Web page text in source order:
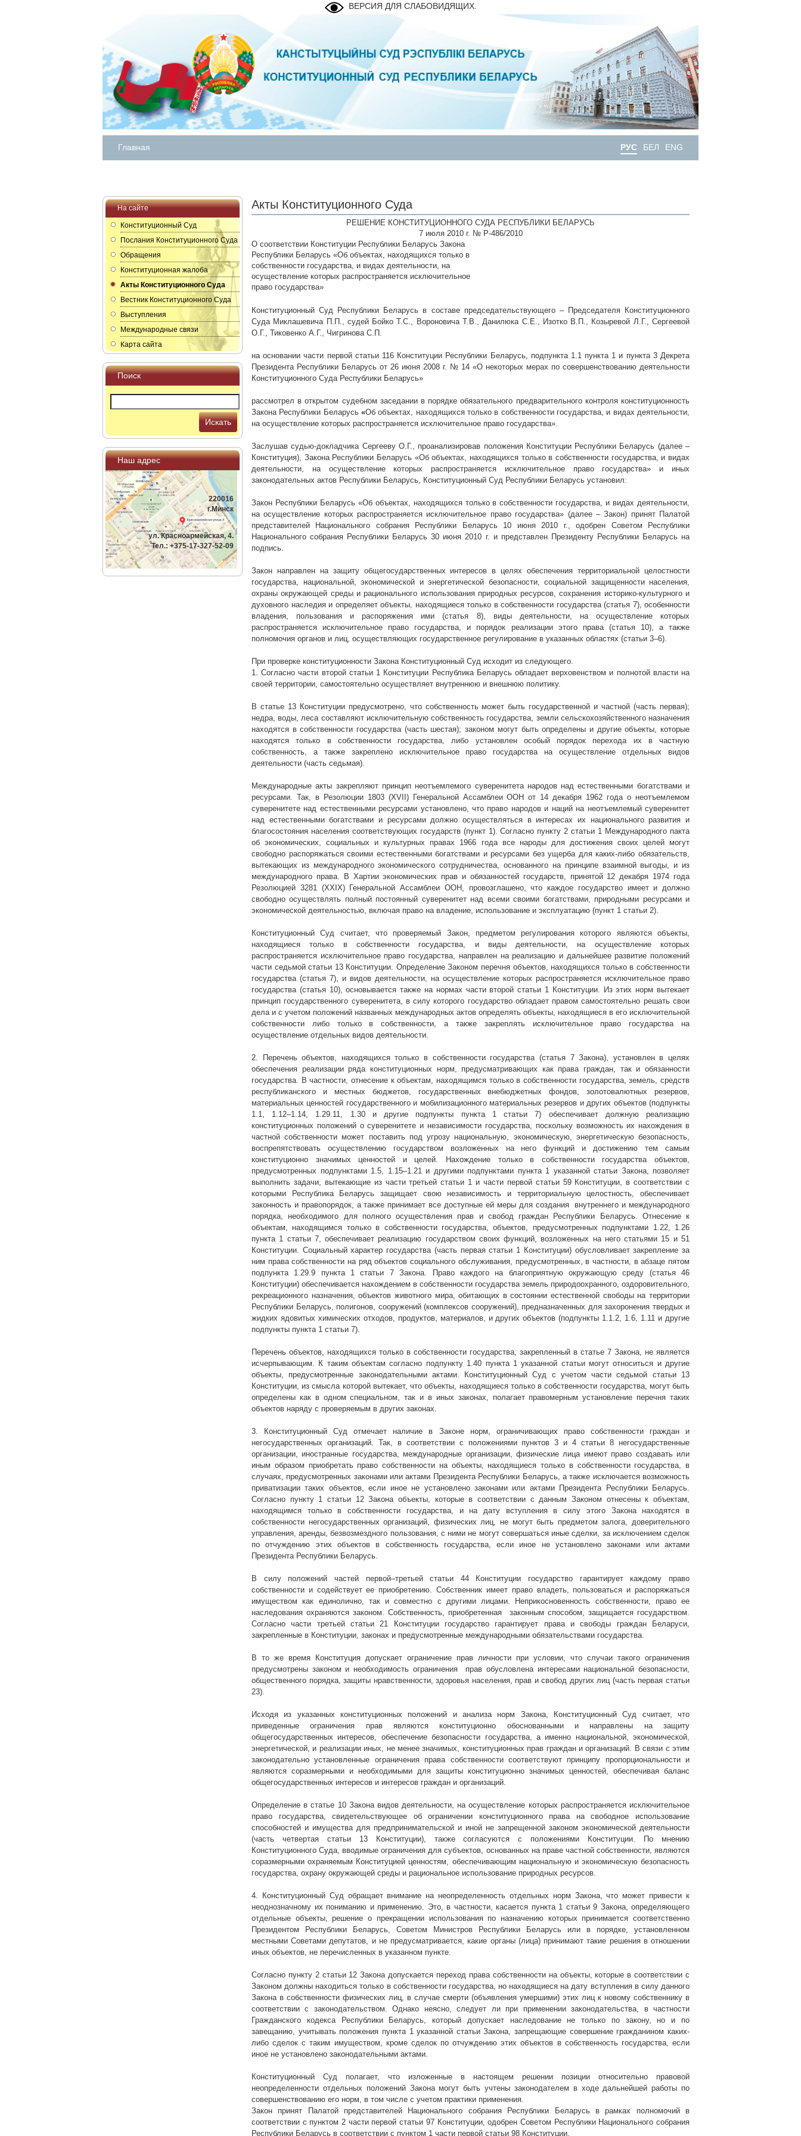
ВЕРСИЯ ДЛЯ СЛАБОВИДЯЩИХ.
Главная РУС БЕЛ ENG
На сайте
Конституционный Суд
Послания Конституционного Суда
Обращения
Конституционная жалоба
Акты Конституционного Суда
Вестник Конституционного Суда
Выступления
Международные связи
Карта сайта
Поиск
Искать
Наш адрес
220016
г.Минск
ул. Красноармейская, 4.
Тел.: +375-17-327-52-09
Акты Конституционного Суда
РЕШЕНИЕ КОНСТИТУЦИОННОГО СУДА РЕСПУБЛИКИ БЕЛАРУСЬ
7 июля 2010 г. № Р-486/2010
О соответствии Конституции Республики Беларусь Закона
Республики Беларусь «Об объектах, находящихся только в
собственности государства, и видах деятельности, на
осуществление которых распространяется исключительное
право государства»
Конституционный Суд Республики Беларусь в составе председательствующего – Председателя Конституционного
Суда Миклашевича П.П., судей Бойко Т.С., Вороновича Т.В., Данилюка С.Е., Изотко В.П., Козыревой Л.Г., Сергеевой
О.Г., Тиковенко А.Г., Чигринова С.П.
на основании части первой статьи 116 Конституции Республики Беларусь, подпункта 1.1 пункта 1 и пункта 3 Декрета
Президента Республики Беларусь от 26 июня 2008 г. № 14 «О некоторых мерах по совершенствованию деятельности
Конституционного Суда Республики Беларусь»
рассмотрел в открытом судебном заседании в порядке обязательного предварительного контроля конституционность
Закона Республики Беларусь «Об объектах, находящихся только в собственности государства, и видах деятельности,
на осуществление которых распространяется исключительное право государства».
Заслушав судью-докладчика Сергееву О.Г., проанализировав положения Конституции Республики Беларусь (далее –
Конституция), Закона Республики Беларусь «Об объектах, находящихся только в собственности государства, и видах
деятельности, на осуществление которых распространяется исключительное право государства» и
иных
законодательных актов Республики Беларусь, Конституционный Суд Республики Беларусь установил:
Закон Республики Беларусь «Об объектах, находящихся только в собственности государства, и видах деятельности,
на осуществление которых распространяется исключительное право государства» (далее – Закон) принят Палатой
представителей Национального собрания Республики Беларусь 10 июня 2010 г., одобрен Советом Республики
Национального собрания Республики Беларусь 30 июня 2010 г. и представлен Президенту Республики Беларусь на
подпись.
Закон направлен на защиту общегосударственных интересов в целях обеспечения территориальной целостности
государства, национальной, экономической и энергетической безопасности, социальной защищенности населения,
охраны окружающей среды и рационального использования природных ресурсов, сохранения историко-культурного и
духовного наследия и определяет объекты, находящиеся только в собственности государства (статья 7), особенности
владения, пользования и распоряжения ими (статья 8), виды деятельности, на осуществление которых
распространяется исключительное право государства, и порядок реализации этого права (статья 10), а также
полномочия органов и лиц, осуществляющих государственное регулирование в указанных областях (статьи 3–6).
При проверке конституционности Закона Конституционный Суд исходит из следующего.
1. Согласно части второй статьи 1 Конституции Республика Беларусь обладает верховенством и полнотой власти на
своей территории, самостоятельно осуществляет внутреннюю и внешнюю политику.
В статье 13 Конституции предусмотрено, что собственность может быть государственной и частной (часть первая);
недра, воды, леса составляют исключительную собственность государства, земли сельскохозяйственного назначения
находятся в собственности государства (часть шестая); законом могут быть определены и другие объекты, которые
находятся только в собственности государства, либо установлен особый порядок перехода их в частную
собственность, а также закреплено исключительное право государства на осуществление отдельных видов
деятельности (часть седьмая).
Международные акты закрепляют принцип неотъемлемого суверенитета народов над естественными богатствами и
ресурсами. Так, в Резолюции 1803 (XVII ) Генеральной Ассамблеи ООН от 14 декабря 1962 года о неотъемлемом
суверенитете над естественными ресурсами установлено, что право народов и наций на неотъемлемый суверенитет
над естественными богатствами и ресурсами должно осуществляться в интересах их национального развития и
благосостояния населения соответствующих государств (пункт 1). Согласно пункту 2 статьи 1 Международного пакта
об экономических, социальных и культурных правах 1966 года все народы для достижения своих целей могут
свободно распоряжаться своими естественными богатствами и ресурсами без ущерба для каких-либо обязательств,
вытекающих из международного экономического сотрудничества, основанного на принципе взаимной выгоды, и из
международного права. В Хартии экономических прав и обязанностей государств, принятой 12 декабря 1974 года
Резолюцией 3281 (XXIX) Генеральной Ассамблеи ООН, провозглашено, что каждое государство имеет и должно
свободно осуществлять полный постоянный суверенитет над всеми своими богатствами, природными ресурсами и
экономической деятельностью, включая право на владение, использование и эксплуатацию (пункт 1 статьи 2).
Конституционный Суд считает, что проверяемый Закон, предметом регулирования которого являются объекты,
находящиеся только в собственности государства, и виды деятельности, на осуществление которых
распространяется исключительное право государства, направлен на реализацию и дальнейшее развитие положений
части седьмой статьи 13 Конституции. Определение Законом перечня объектов, находящихся только в собственности
государства (статья 7), и видов деятельности, на осуществление которых распространяется исключительное право
государства (статья 10), основывается также на нормах части второй статьи 1 Конституции. Из этих норм вытекает
принцип государственного суверенитета, в силу которого государство обладает правом самостоятельно решать свои
дела и с учетом положений названных международных актов определять объекты, находящиеся в его исключительной
собственности либо только в собственности, а также закреплять исключительное право государства на
осуществление отдельных видов деятельности.
2. Перечень объектов, находящихся только в собственности государства (статья 7 Закона), установлен в целях
обеспечения реализации ряда конституционных норм, предусматривающих как права граждан, так и обязанности
государства. В частности, отнесение к объектам, находящимся только в собственности государства, земель, средств
республиканского и местных бюджетов, государственных внебюджетных фондов, золотовалютных резервов,
материальных ценностей государственного и мобилизационного материальных резервов и других объектов (подпункты
1.1, 1.12–1.14, 1.29.11, 1.30 и другие подпункты пункта 1 статьи 7) обеспечивает должную реализацию
конституционных положений о суверенитете и независимости государства, поскольку возможность их нахождения в
частной собственности может поставить под угрозу национальную, экономическую, энергетическую безопасность,
воспрепятствовать осуществлению государством возложенных на него функций и достижению тем самым
конституционно значимых ценностей и целей. Нахождение только в собственности государства объектов,
предусмотренных подпунктами 1.5, 1.15–1.21 и другими подпунктами пункта 1 указанной статьи Закона, позволяет
выполнить задачи, вытекающие из части третьей статьи 1 и части первой статьи 59 Конституции, в соответствии с
которыми Республика Беларусь защищает свою независимость и территориальную целостность, обеспечивает
законность и правопорядок, а также принимает все доступные ей меры для создания
внутреннего и международного
порядка, необходимого для полного осуществления прав и свобод граждан Республики Беларусь. Отнесение к
объектам, находящимся только в собственности государства, объектов, предусмотренных подпунктами 1.22, 1.26
пункта 1 статьи 7, обеспечивает реализацию государством своих функций, возложенных на него статьями 15 и 51
Конституции. Социальный характер государства (часть первая статьи 1 Конституции) обусловливает закрепление за
ним права собственности на ряд объектов социального обслуживания, предусмотренных, в частности, в абзаце пятом
подпункта 1.29.9 пункта 1 статьи 7 Закона. Право каждого на благоприятную окружающую среду (статья 46
Конституции) обеспечивается нахождением в собственности государства земель природоохранного, оздоровительного,
рекреационного назначения, объектов животного мира, обитающих в состоянии естественной свободы на территории
Республики Беларусь, полигонов, сооружений (комплексов сооружений), предназначенных для захоронения твердых и
жидких ядовитых химических отходов, продуктов, материалов, и других объектов (подпункты 1.1.2, 1.6, 1.11 и другие
подпункты пункта 1 статьи 7).
Перечень объектов, находящихся только в собственности государства, закрепленный в статье 7 Закона, не является
исчерпывающим. К таким объектам согласно подпункту 1.40 пункта 1 указанной статьи могут относиться и другие
объекты, предусмотренные законодательными актами. Конституционный Суд с учетом части седьмой статьи 13
Конституции, из смысла которой вытекает, что объекты, находящиеся только в собственности государства, могут быть
определены как в одном специальном, так и в иных законах, полагает правомерным установление перечня таких
объектов наряду с проверяемым в других законах.
3. Конституционный Суд отмечает наличие в Законе норм, ограничивающих право собственности граждан и
негосударственных организаций. Так, в соответствии с положениями пунктов 3 и 4 статьи 8 негосударственные
организации, иностранные государства, международные организации, физические лица имеют право создавать или
иным образом приобретать право собственности на объекты, находящиеся только в собственности государства, в
случаях, предусмотренных законами или актами Президента Республики Беларусь, а также исключается возможность
приватизации таких объектов, если иное не установлено законами или актами Президента Республики Беларусь.
Согласно пункту 1 статьи 12 Закона объекты, которые в соответствии с данным Законом отнесены к объектам,
находящимся только в собственности государства, и на дату вступления в силу этого Закона находятся в
собственности негосударственных организаций, физических лиц, не могут быть предметом залога, доверительного
управления, аренды, безвозмездного пользования, с ними не могут совершаться иные сделки, за исключением сделок
по отчуждению этих объектов в собственность государства, если иное не установлено законами или актами
Президента Республики Беларусь.
В силу положений частей первой–третьей статьи 44 Конституции государство гарантирует каждому право
собственности и содействует ее приобретению. Собственник имеет право владеть, пользоваться и распоряжаться
имуществом как единолично, так и совместно с другими лицами. Неприкосновенность собственности, право ее
наследования охраняются законом. Собственность, приобретенная
законным способом, защищается государством.
Согласно части третьей статьи 21 Конституции государство гарантирует права и свободы граждан Беларуси,
закрепленные в Конституции, законах и предусмотренные международными обязательствами государства.
В то же время Конституция допускает ограничение прав личности при условии, что случаи такого ограничения
предусмотрены законом и необходимость ограничения
прав обусловлена интересами национальной безопасности,
общественного порядка, защиты нравственности, здоровья населения, прав и свобод других лиц (часть первая статьи
23).
Исходя из указанных конституционных положений и анализа норм Закона, Конституционный Суд считает, что
приведенные ограничения прав являются конституционно обоснованными и направлены на защиту
общегосударственных интересов, обеспечение безопасности государства, а именно национальной, экономической,
энергетической, и реализации иных, не менее значимых, конституционных прав граждан и организаций. В связи с этим
законодательно установленные ограничения права собственности соответствуют принципу пропорциональности и
являются соразмерными и необходимыми для защиты конституционно значимых ценностей, обеспечивая баланс
общегосударственных интересов и интересов граждан и организаций.
Определение в статье 10 Закона видов деятельности, на осуществление которых распространяется исключительное
право государства, свидетельствующее об ограничении конституционного права на свободное использование
способностей и имущества для предпринимательской и иной не запрещенной законом экономической деятельности
(часть четвертая статьи 13 Конституции), также согласуются с положениями Конституции. По мнению
Конституционного Суда, вводимые ограничения для субъектов, основанных на праве частной собственности, являются
соразмерными охраняемым Конституцией ценностям, обеспечивающим национальную и экономическую безопасность
государства, охрану окружающей среды и рациональное использование природных ресурсов.
4. Конституционный Суд обращает внимание на неопределенность отдельных норм Закона, что может привести к
неоднозначному их пониманию и применению. Это, в частности, касается пункта 1 статьи 9 Закона, определяющего
отдельные объекты, решение о прекращении использования по назначению которых принимается соответственно
Президентом Республики Беларусь, Советом Министров Республики Беларусь или в порядке, установленном
местными Советами депутатов, и не предусматривается, какие органы (лица) принимают такие решения в отношении
иных объектов, не перечисленных в указанном пункте.
Согласно пункту 2 статьи 12 Закона допускается переход права собственности на объекты, которые в соответствии с
Законом должны находиться только в собственности государства, но находящиеся на дату вступления в силу данного
Закона в собственности физических лиц, в случае смерти (объявления умершими) этих лиц к новому собственнику в
соответствии с законодательством. Однако неясно, следует ли при применении законодательства, в частности
Гражданского кодекса Республики Беларусь, который допускает наследование не только по закону, но и по
завещанию, учитывать положения пункта 1 указанной статьи Закона, запрещающие совершение гражданином каких-
либо сделок с таким имуществом, кроме сделок по отчуждению этих объектов в собственность государства, если
иное не установлено законодательными актами.
Конституционный Суд полагает, что изложенные в настоящем решении позиции относительно правовой
неопределенности отдельных положений Закона могут быть учтены законодателем в ходе дальнейшей работы по
совершенствованию его норм, в том числе с учетом практики применения.
Закон принят Палатой представителей Национального собрания Республики Беларусь в рамках полномочий в
соответствии с пунктом 2 части первой статьи 97 Конституции, одобрен Советом Республики Национального собрания
Республики Беларусь в соответствии с пунктом 1 части первой статьи 98 Конституции.